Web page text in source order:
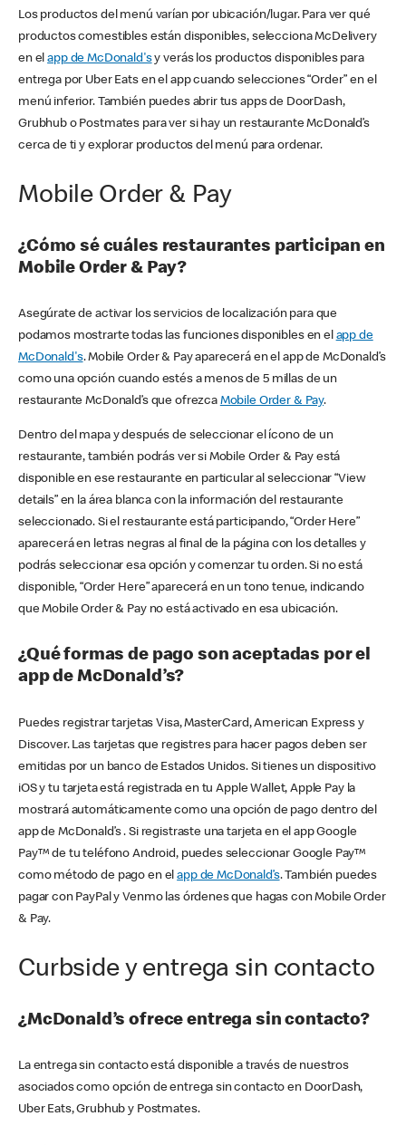
Los productos del menú varían por ubicación/lugar. Para ver qué
productos comestibles están disponibles, selecciona McDelivery
en elapp de McDonald'sy verás los productos disponibles para
entrega por Uber Eats en el app cuando selecciones “Order” en el
menú inferior. También puedes abrir tus apps de DoorDash,
Grubhub o Postmates para ver si hay un restaurante McDonald’s
cerca de ti y explorar productos del menú para ordenar.
Mobile Order & Pay
¿Cómo sé cuáles restaurantes participan en
Mobile Order & Pay?
Asegúrate de activar los servicios de localización para que
podamos mostrarte todas las funciones disponibles en el app de
McDonald's. Mobile Order & Pay aparecerá en el app de McDonald’s
como una opción cuando estés a menos de 5 millas de un
restaurante McDonald’s que ofrezca Mobile Order & Pay.
Dentro del mapa y después de seleccionar el ícono de un
restaurante, también podrás ver si Mobile Order & Pay está
disponible en ese restaurante en particular al seleccionar “View
details” en la área blanca con la información del restaurante
seleccionado. Si el restaurante está participando, “Order Here”
aparecerá en letras negras al final de la página con los detalles y
podrás seleccionar esa opción y comenzar tu orden. Si no está
disponible, “Order Here” aparecerá en un tono tenue, indicando
que Mobile Order & Pay no está activado en esa ubicación.
¿Qué formas de pago son aceptadas por el
app de McDonald’s?
Puedes registrar tarjetas Visa, MasterCard, American Express y
Discover. Las tarjetas que registres para hacer pagos deben ser
emitidas por un banco de Estados Unidos. Si tienes un dispositivo
iOS y tu tarjeta está registrada en tu Apple Wallet, Apple Pay la
mostrará automáticamente como una opción de pago dentro del
app de McDonald’s . Si registraste una tarjeta en el app Google
Pay™ de tu teléfono Android, puedes seleccionar Google Pay™
como método de pago en elapp de McDonald’s. También puedes
pagar con PayPal y Venmo las órdenes que hagas con Mobile Order
& Pay.
Curbside y entrega sin contacto
¿McDonald’s ofrece entrega sin contacto?
La entrega sin contacto está disponible a través de nuestros
asociados como opción de entrega sin contacto en DoorDash,
Uber Eats, Grubhub y Postmates.